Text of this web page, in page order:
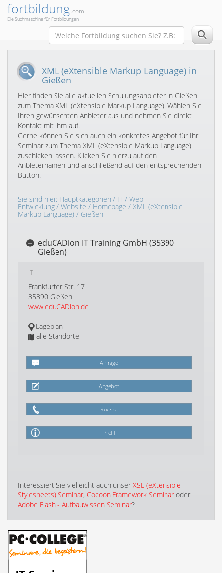
fortbildung.com
Die Suchmaschine für Fortbildungen
XML (eXtensible Markup Language) in
Gießen
Hier finden Sie alle aktuellen Schulungsanbieter in Gießen
zum Thema XML (eXtensible Markup Language). Wählen Sie
Ihren gewünschten Anbieter aus und nehmen Sie direkt
Kontakt mit ihm auf.
Gerne können Sie sich auch ein konkretes Angebot für Ihr
Seminar zum Thema XML (eXtensible Markup Language)
zuschicken lassen. Klicken Sie hierzu auf den
Anbieternamen und anschließend auf den entsprechenden
Button.
Sie sind hier: Hauptkategorien / IT/ Web-
Entwicklung / Website / Homepage / XML (eXtensible
Markup Language) / Gießen
eduCADion IT Training GmbH (35390
Gießen)
IT
Frankfurter Str. 17
35390 Gießen
www.eduCADion.de
Lageplan
alle Standorte
Anfrage
Angebot
Rückruf
Profil
Interessiert Sie vielleicht auch unser XSL (eXtensible
Stylesheets) Seminar, Cocoon Framework Seminar oder
Adobe Flash - Aufbauwissen Seminar?